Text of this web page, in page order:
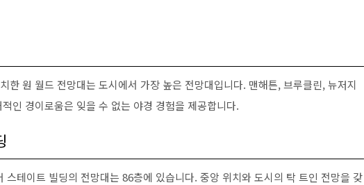
한 원 월드 전망대는 도시에서 가장 높은 전망대입니다. 맨해튼, 브루클린, 뉴저지
인 경이로움은 잊을 수 없는 야경 경험을 제공합니다.
스테이트 빌딩의 전망대는 86층에 있습니다. 중앙 위치와 도시의 탁 트인 전망을 갖